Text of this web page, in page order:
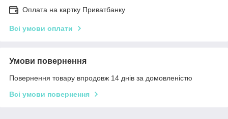
Оплата на картку Приватбанку
Всі умови оплати
Умови повернення
Повернення товару впродовж 14 днів за домовленістю
Всі умови повернення